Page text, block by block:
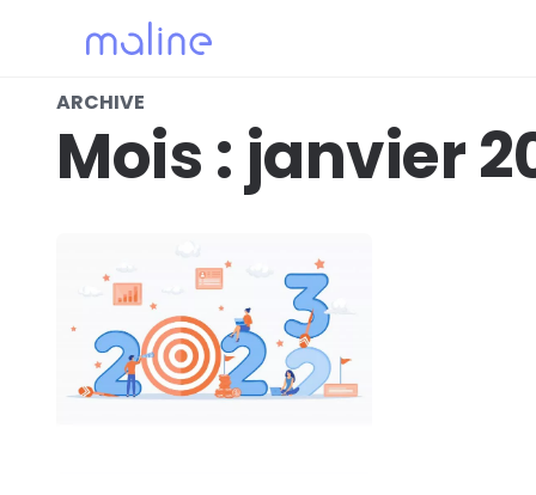
ARCHIVE
Mois : janvier